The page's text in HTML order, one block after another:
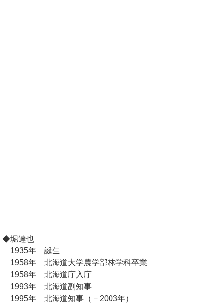
◆堀達也
1935年 誕生
1958年 北海道大学農学部林学科卒業
1958年 北海道庁入庁
1993年 北海道副知事
1995年 北海道知事（－2003年）